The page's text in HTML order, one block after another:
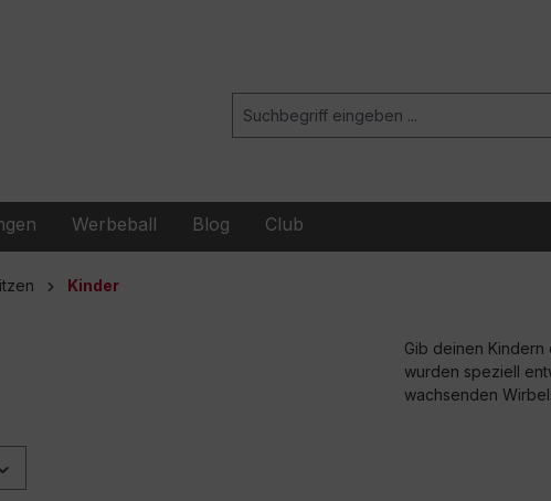
Werbeball Blog Club
Kinder
Gib deinen
wurden speziell
wachsenden